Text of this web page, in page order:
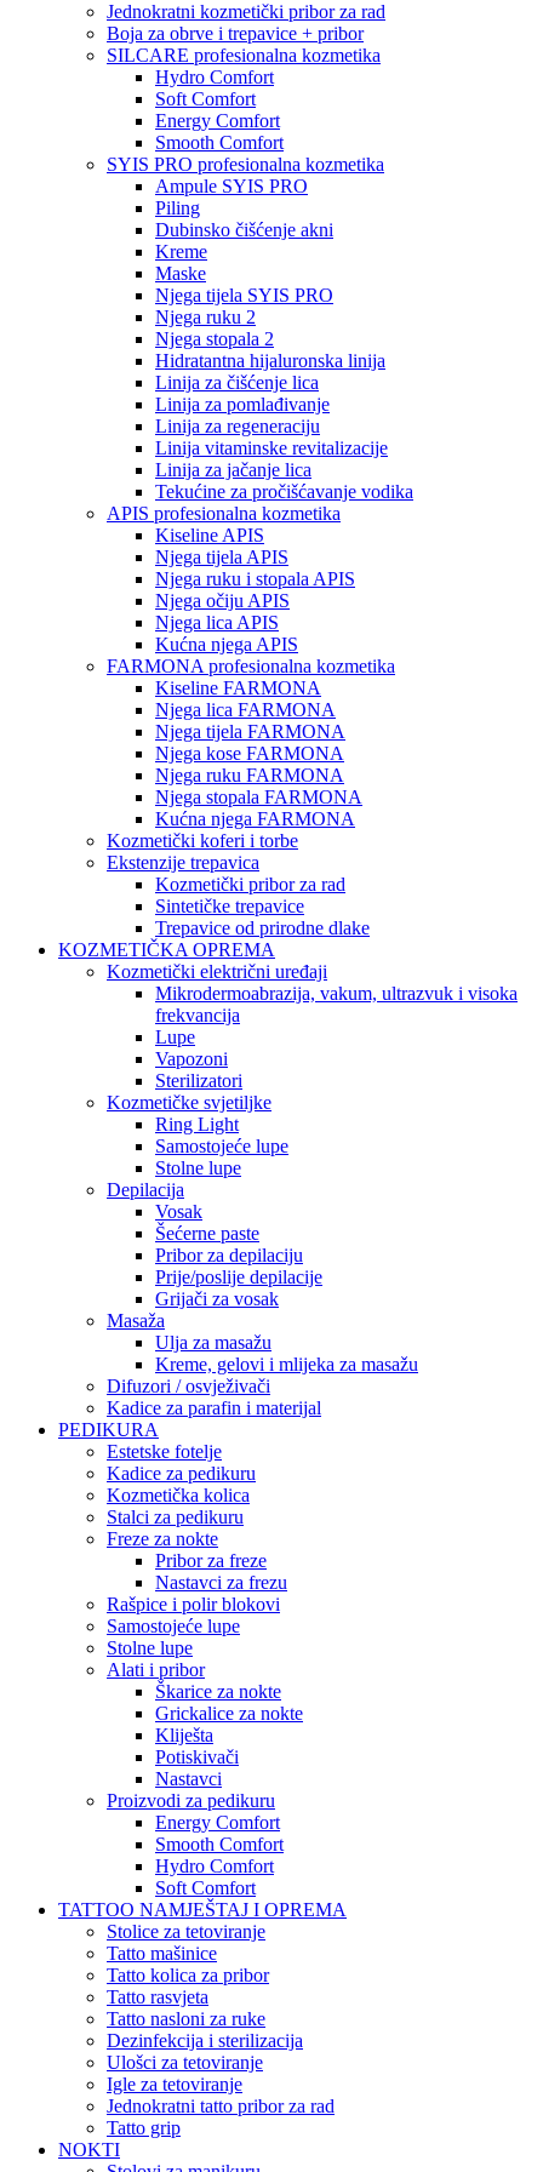
Jednokratni kozmetički pribor za rad
Boja za obrve i trepavice + pribor
SILCARE profesionalna kozmetika
Hydro Comfort
Soft Comfort
Energy Comfort
Smooth Comfort
SYIS PRO profesionalna kozmetika
Ampule SYIS PRO
Piling
Dubinsko čišćenje akni
Kreme
Maske
Njega tijela SYIS PRO
Njega ruku 2
Njega stopala 2
Hidratantna hijaluronska linija
Linija za čišćenje lica
Linija za pomlađivanje
Linija za regeneraciju
Linija vitaminske revitalizacije
Linija za jačanje lica
Tekućine za pročišćavanje vodika
APIS profesionalna kozmetika
Kiseline APIS
Njega tijela APIS
Njega ruku i stopala APIS
Njega očiju APIS
Njega lica APIS
Kućna njega APIS
FARMONA profesionalna kozmetika
Kiseline FARMONA
Njega lica FARMONA
Njega tijela FARMONA
Njega kose FARMONA
Njega ruku FARMONA
Njega stopala FARMONA
Kućna njega FARMONA
Kozmetički koferi i torbe
Ekstenzije trepavica
Kozmetički pribor za rad
Sintetičke trepavice
Trepavice od prirodne dlake
KOZMETIČKA OPREMA
Kozmetički električni uređaji
Mikrodermoabrazija, vakum, ultrazvuk i visoka
frekvancija
Lupe
Vapozoni
Sterilizatori
Kozmetičke svjetiljke
Ring Light
Samostojeće lupe
Stolne lupe
Depilacija
Vosak
Šećerne paste
Pribor za depilaciju
Prije/poslije depilacije
Grijači za vosak
Masaža
Ulja za masažu
Kreme, gelovi i mlijeka za masažu
Difuzori / osvježivači
Kadice za parafin i materijal
PEDIKURA
Estetske fotelje
Kadice za pedikuru
Kozmetička kolica
Stalci za pedikuru
Freze za nokte
Pribor za freze
Nastavci za frezu
Rašpice i polir blokovi
Samostojeće lupe
Stolne lupe
Alati i pribor
Škarice za nokte
Grickalice za nokte
Kliješta
Potiskivači
Nastavci
Proizvodi za pedikuru
Energy Comfort
Smooth Comfort
Hydro Comfort
Soft Comfort
TATTOO NAMJEŠTAJ I OPREMA
Stolice za tetoviranje
Tatto mašinice
Tatto kolica za pribor
Tatto rasvjeta
Tatto nasloni za ruke
Dezinfekcija i sterilizacija
Ulošci za tetoviranje
Igle za tetoviranje
Jednokratni tatto pribor za rad
Tatto grip
NOKTI